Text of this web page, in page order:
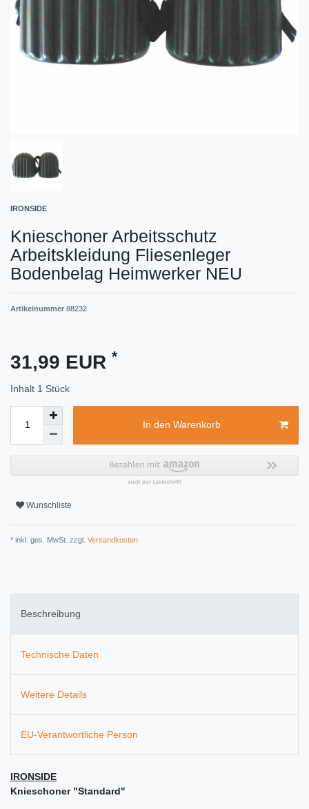
IRONSIDE
Knieschoner Arbeitsschutz
Arbeitskleidung Fliesenleger
Bodenbelag Heimwerker NEU
Artikelnummer 88232
31,99 EUR *
Inhalt 1 Stück
In den Warenkorb
Wunschliste
* inkl. ges. MwSt. zzgl. Versandkosten
Beschreibung
Technische Daten
Weitere Details
EU-Verantwortliche Person
IRONSIDE
Knieschoner "Standard"